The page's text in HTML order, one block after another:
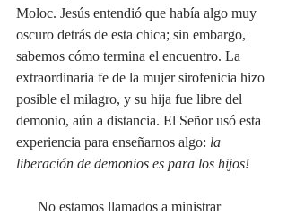
Moloc. Jesús entendió que había algo muy
oscuro detrás de esta chica; sin embargo,
sabemos cómo termina el encuentro. La
extraordinaria fe de la mujer sirofenicia hizo
posible el milagro, y su hija fue libre del
demonio, aún a distancia. El Señor usó esta
experiencia para enseñarnos algo: la
liberación de demonios es para los hijos!
No estamos llamados a ministrar